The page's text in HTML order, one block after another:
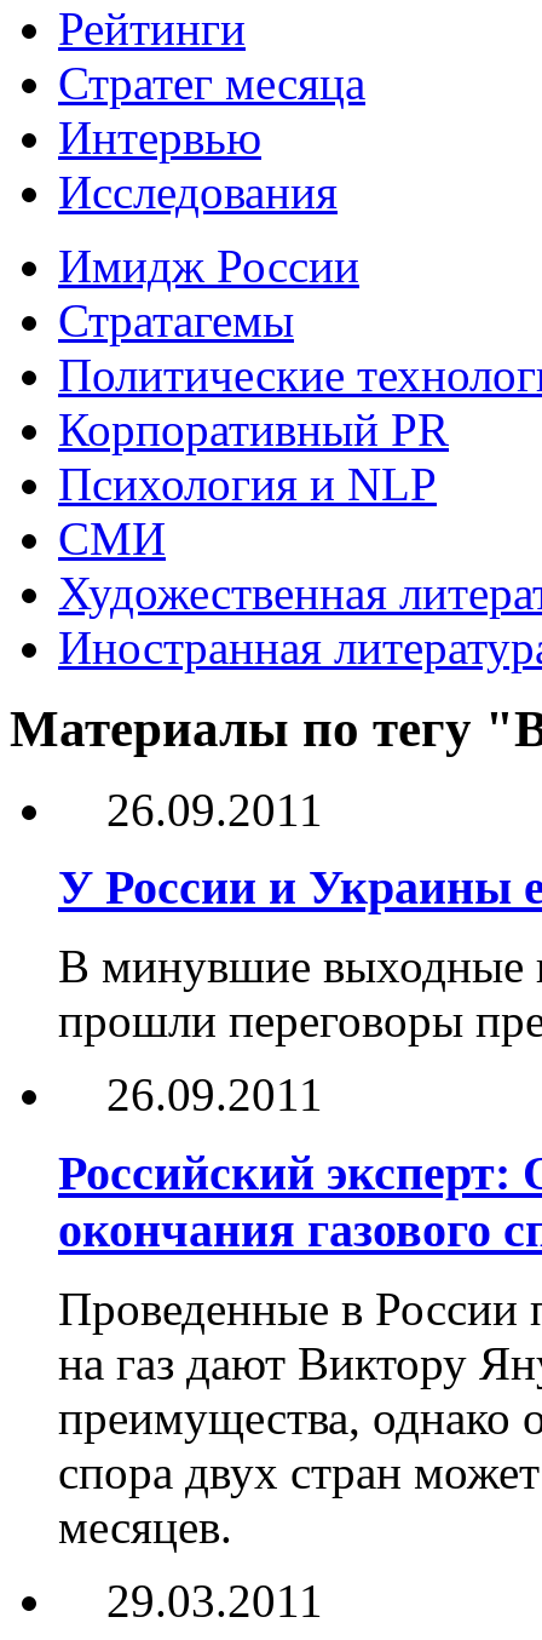
Рейтинги
Стратег месяца
Интервью
Исследования
Имидж России
Стратагемы
Политические
Корпоративный PR
Психология и NLP
СМИ
Художественная
Иностранная
Материалы по тегу
26.09.2011
У России и Украины
В минувшие выходные
прошли переговоры
26.09.2011
Российский
окончания газового
Проведенные в России
на газ дают Виктору
преимущества, однако
спора двух стран
месяцев.
29.03.2011